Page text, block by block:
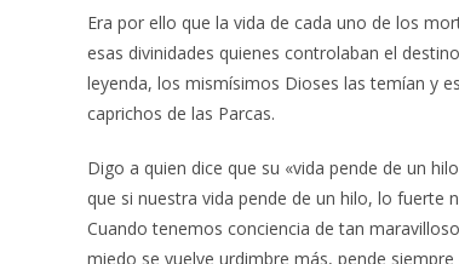
Era por ello que la vida de cada uno de los
esas divinidades quienes controlaban el
leyenda, los mismísimos Dioses las temían y
caprichos de las Parcas.
Digo a quien dice que su «vida pende de un
que si nuestra vida pende de un hilo, lo fuerte
Cuando tenemos conciencia de tan
miedo se vuelve urdimbre más, pende